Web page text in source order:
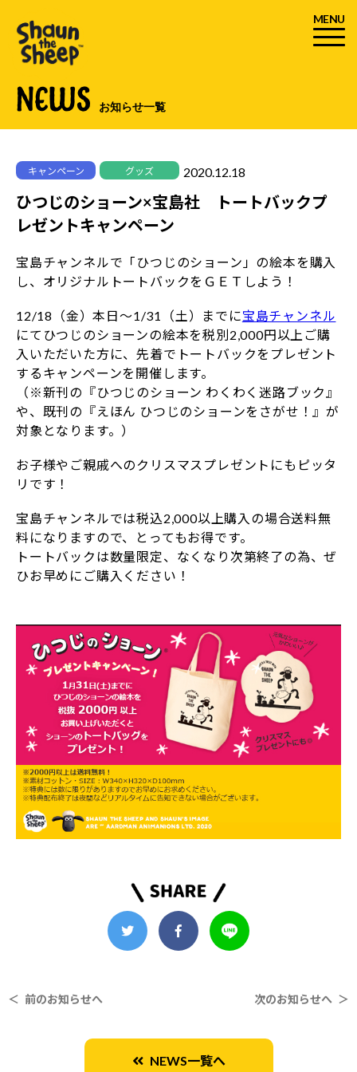
MENU
NEWS お知らせ一覧
キャンペーン グッズ 2020.12.18
ひつじのショーン×宝島社 トートバックプ
レゼントキャンペーン
宝島チャンネルで「ひつじのショーン」の絵本を購入
し、オリジナルトートバックをＧＥＴしよう！
12/18（金）本日～1/31（土）までに宝島チャンネル
にてひつじのショーンの絵本を税別2,000円以上ご購
入いただいた方に、先着でトートバックをプレゼント
するキャンペーンを開催します。
（※新刊の『ひつじのショーン わくわく迷路ブック』
や、既刊の『えほん ひつじのショーンをさがせ！』が
対象となります。）
お子様やご親戚へのクリスマスプレゼントにもピッタ
リです！
宝島チャンネルでは税込2,000以上購入の場合送料無
料になりますので、とってもお得です。
トートバックは数量限定、なくなり次第終了の為、ぜ
ひお早めにご購入ください！
＜ 前のお知らせへ 次のお知らせへ ＞
NEWS一覧へ